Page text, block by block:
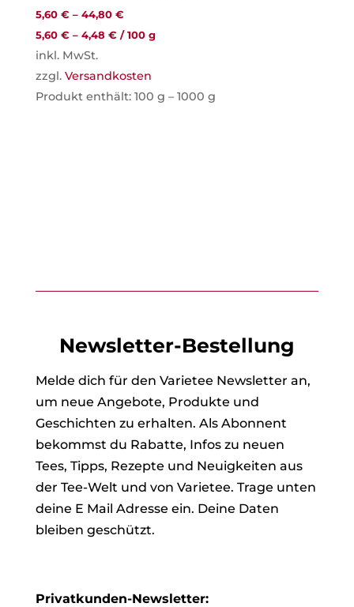
5,60€ –44,80€
5,60€ –4,48€ /100 g
inkl. MwSt.
zzgl.Versandkosten
Produkt enthält: 100g – 1000g
Newsletter-Bestellung
Melde dich für den Varietee Newsletter an,
um neue Angebote, Produkte und
Geschichten zu erhalten. Als Abonnent
bekommst du Rabatte, Infos zu neuen
Tees, Tipps, Rezepte und Neuigkeiten aus
der Tee-Welt und von Varietee. Trage unten
deine E Mail Adresse ein. Deine Daten
bleiben geschützt.
Privatkunden-Newsletter: